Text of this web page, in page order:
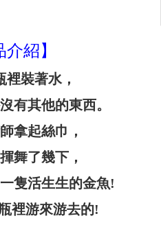
介紹】
裡裝著水，
有其他的東西。
拿起絲巾，
舞了幾下，
隻活生生的金魚!
裡游來游去的!